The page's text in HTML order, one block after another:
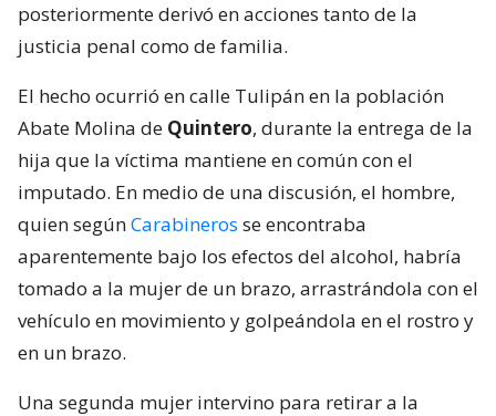
posteriormente derivó en acciones tanto de la
justicia penal como de familia.
El hecho ocurrió en calle Tulipán en la población
Abate Molina de Quintero, durante la entrega de la
hija que la víctima mantiene en común con el
imputado. En medio de una discusión, el hombre,
quien segúnCarabineros se encontraba
aparentemente bajo los efectos del alcohol, habría
tomado a la mujer de un brazo, arrastrándola con el
vehículo en movimiento y golpeándola en el rostro y
en un brazo.
Una segunda mujer intervino para retirar a la